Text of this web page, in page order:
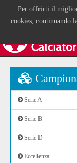
Per offrirti il miglior
cookies, continuando
Serie A
Serie B
Serie D
Eccellenza